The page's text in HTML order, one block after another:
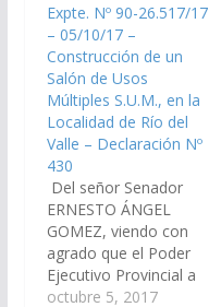
construcción de un
Salón de Usos
Múltiples S.U.M., en la
Localidad de Piquete
Cabado, Jurisdicción
Municipio de…
Expte. Nº 90-26.517/17
– 05/10/17 –
Construcción de un
Salón de Usos
Múltiples S.U.M., en la
Localidad de Río del
Valle – Declaración Nº
430
Del señor Senador
ERNESTO ÁNGEL
GOMEZ, viendo con
agrado que el Poder
Ejecutivo Provincial a
través del Ministerio de
octubre 5, 2017